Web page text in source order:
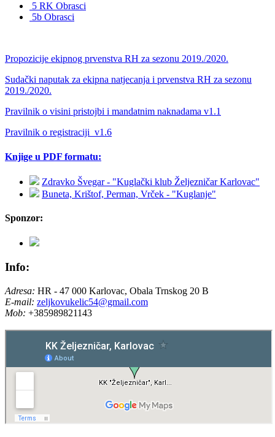
5 RK Obrasci
5b Obrasci
Propozicije ekipnog prvenstva RH za sezonu 2019./2020.
Sudački naputak za ekipna natjecanja i prvenstva RH za sezonu
2019./2020.
Pravilnik o visini pristojbi i mandatnim naknadama v1.1
Pravilnik o registraciji_v1.6
Knjige u PDF formatu:
Zdravko Švegar - "Kuglački klub Željezničar Karlovac"
Buneta, Krištof, Perman, Vrček - "Kuglanje"
Sponzor:
Info:
Adresa: HR - 47 000 Karlovac, Obala Trnskog 20 B
E-mail: zeljkovukelic54@gmail.com
Mob: +385989821143